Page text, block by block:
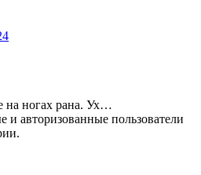
на ногах рана. Ух…
и авторизованные пользователи